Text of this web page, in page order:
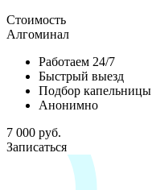
Стоимость
Алгоминал
Работаем 24/7
Быстрый выезд
Подбор капельницы
Анонимно
7 000 руб.
Записаться